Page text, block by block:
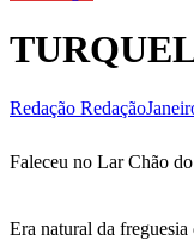
Redação Redação
Faleceu no Lar Chão
Era natural da